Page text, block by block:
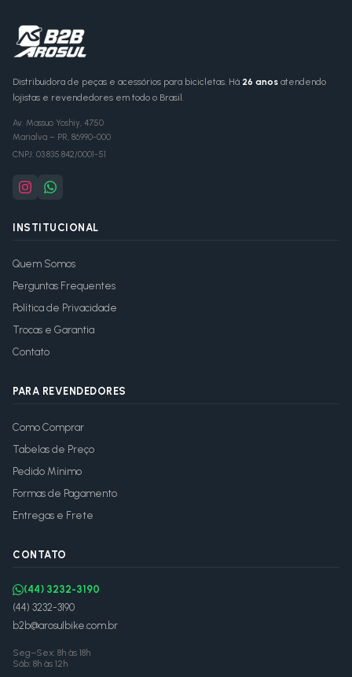
Distribuidora de peças e acessórios para bicicletas. Há 26 anos atendendo
lojistas e revendedores em todo o Brasil.
Av. Massuo Yoshiy, 4750
Marialva – PR, 86990-000
CNPJ: 03.835.842/0001-51
INSTITUCIONAL
Quem Somos
Perguntas Frequentes
Política de Privacidade
Trocas e Garantia
Contato
PARA REVENDEDORES
Como Comprar
Tabelas de Preço
Pedido Mínimo
Formas de Pagamento
Entregas e Frete
CONTATO
(44) 3232-3190
(44) 3232-3190
b2b@arosulbike.com.br
Seg–Sex: 8h às 18h
Sáb: 8h às 12h